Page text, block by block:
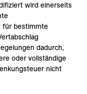
wird einerseits
für bestimmte
dadurch,
oder vollständige
nicht